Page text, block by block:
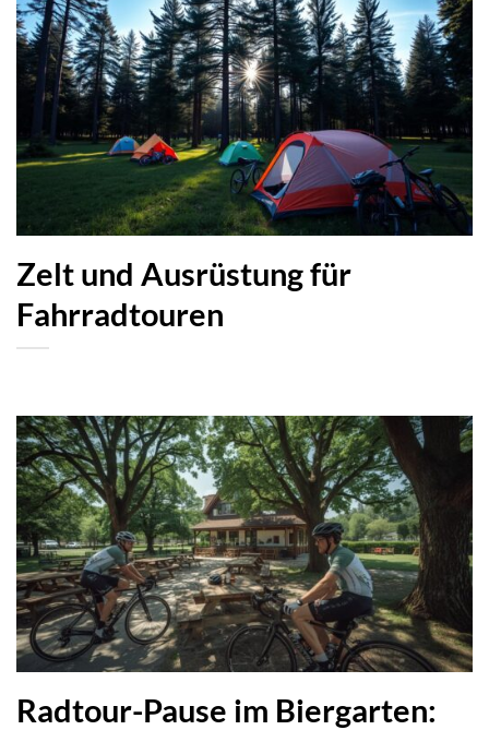
Zelt und Ausrüstung für
Fahrradtouren
Radtour-Pause im Biergarten: